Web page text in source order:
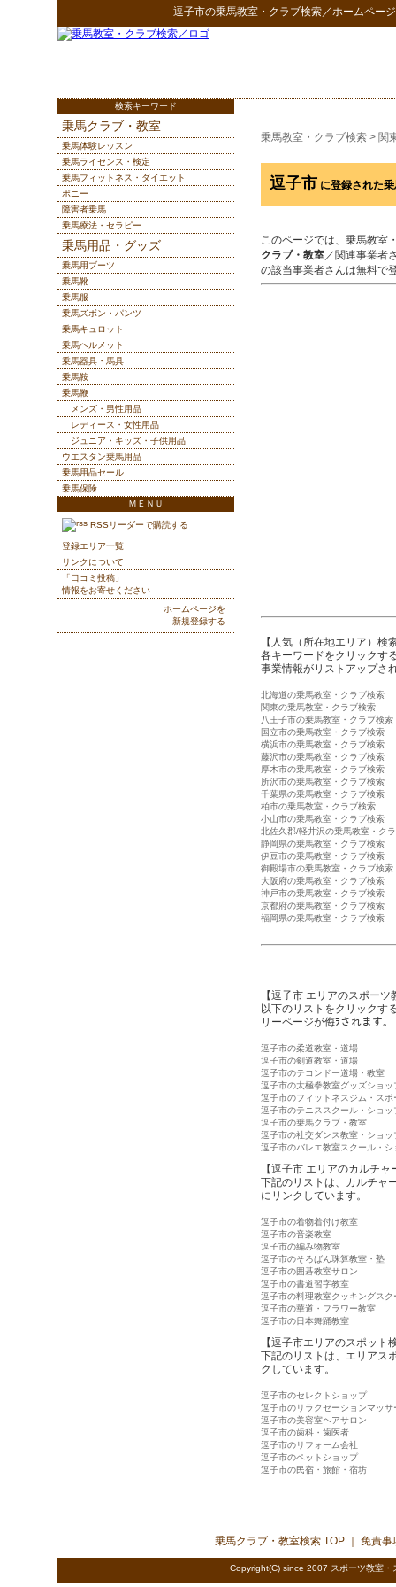
逗子市の乗馬教室・クラブ検索／ホームペー
乗馬教室・クラブ検索 > 関
逗子市 に登録された
このページでは、乗馬教室
クラブ・教室／関連事業者
の該当事業者さんは無料で
【人気（所在地エリア）検
各キーワードをクリックす
事業情報がリストアップさ
北海道の乗馬教室・クラブ検索
関東の乗馬教室・クラブ検索
八王子市の乗馬教室・クラブ検索
国立市の乗馬教室・クラブ検索
横浜市の乗馬教室・クラブ検索
藤沢市の乗馬教室・クラブ検索
厚木市の乗馬教室・クラブ検索
所沢市の乗馬教室・クラブ検索
千葉県の乗馬教室・クラブ検索
柏市の乗馬教室・クラブ検索
小山市の乗馬教室・クラブ検索
北佐久郡/軽井沢の乗馬教室・ク
静岡県の乗馬教室・クラブ検索
伊豆市の乗馬教室・クラブ検索
御殿場市の乗馬教室・クラブ検索
大阪府の乗馬教室・クラブ検索
神戸市の乗馬教室・クラブ検索
京都府の乗馬教室・クラブ検索
福岡県の乗馬教室・クラブ検索
【逗子市 エリアのスポー
以下のリストをクリックす
リーページが侮ｦされます。
逗子市の柔道教室・道場
逗子市の剣道教室・道場
逗子市のテコンドー道場・教室
逗子市の太極拳教室グッズショッ
逗子市のフィットネスジム・スポ
逗子市のテニススクール・ショッ
逗子市の乗馬クラブ・教室
逗子市の社交ダンス教室・ショッ
逗子市のバレエ教室スクール・シ
【逗子市 エリアのカルチ
下記のリストは、カルチャ
にリンクしています。
逗子市の着物着付け教室
逗子市の音楽教室
逗子市の編み物教室
逗子市のそろばん珠算教室・塾
逗子市の囲碁教室サロン
逗子市の書道習字教室
逗子市の料理教室クッキングスク
逗子市の華道・フラワー教室
逗子市の日本舞踊教室
【逗子市エリアのスポット
下記のリストは、エリアス
クしています。
逗子市のセレクトショップ
逗子市のリラクゼーションマッサ
逗子市の美容室ヘアサロン
逗子市の歯科・歯医者
逗子市のリフォーム会社
逗子市のペットショップ
逗子市の民宿・旅館・宿坊
検索キーワード
乗馬クラブ・教室
乗馬体験レッスン
乗馬ライセンス・検定
乗馬フィットネス・ダイエット
ポニー
障害者乗馬
乗馬療法・セラピー
乗馬用品・グッズ
乗馬用ブーツ
乗馬靴
乗馬服
乗馬ズボン・パンツ
乗馬キュロット
乗馬ヘルメット
乗馬器具・馬具
乗馬鞍
乗馬鞭
メンズ・男性用品
レディース・女性用品
ジュニア・キッズ・子供用品
ウエスタン乗馬用品
乗馬用品セール
乗馬保険
ＭＥＮＵ
RSSリーダーで購読する
登録エリア一覧
リンクについて
「口コミ投稿」
情報をお寄せください
ホームページを
新規登録する
乗馬クラブ・教室検索TOP ｜ 免責事
Copyright(C) since 2007 スポーツ教室・